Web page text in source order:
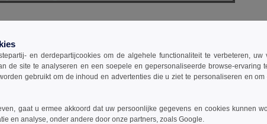
en derdepartijcookies om de algehele functionaliteit te verbeteren, uw
de site te analyseren en een soepele en gepersonaliseerde browse-ervaring
gebruikt om de inhoud en advertenties die u ziet te personaliseren en om
gaat u ermee akkoord dat uw persoonlijke gegevens en cookies kunnen
en analyse, onder andere door onze partners, zoals Google.